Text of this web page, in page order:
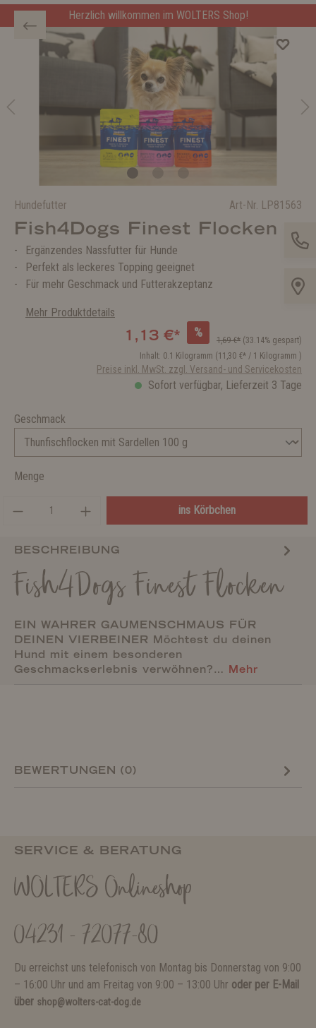
Herzlich willkommen im WOLTERS Shop!
Hundefutter Art-Nr. LP81563
Fish4Dogs Finest Flocken
Ergänzendes Nassfutter für Hunde
Perfekt als leckeres Topping geeignet
Für mehr Geschmack und Futterakzeptanz
Mehr Produktdetails
1,13 €* %
1,69 €* (33.14% gespart)
Inhalt: 0.1 Kilogramm (11,30 €* / 1 Kilogramm )
Preise inkl. MwSt. zzgl. Versand- und Servicekosten
Sofort verfügbar, Lieferzeit 3 Tage
Geschmack
Menge
ins Körbchen
BESCHREIBUNG
Fish4Dogs Finest Flocken
EIN WAHRER GAUMENSCHMAUS FÜR
DEINEN VIERBEINER Möchtest du deinen
Hund mit einem besonderen
Geschmackserlebnis verwöhnen?… Mehr
BEWERTUNGEN (0)
SERVICE & BERATUNG
WOLTERS Onlineshop
04231 - 72077-80
Du erreichst uns telefonisch von Montag bis Donnerstag von 9:00
– 16:00 Uhr und am Freitag von 9:00 – 13:00 Uhr oder per E-Mail
über shop@wolters-cat-dog.de